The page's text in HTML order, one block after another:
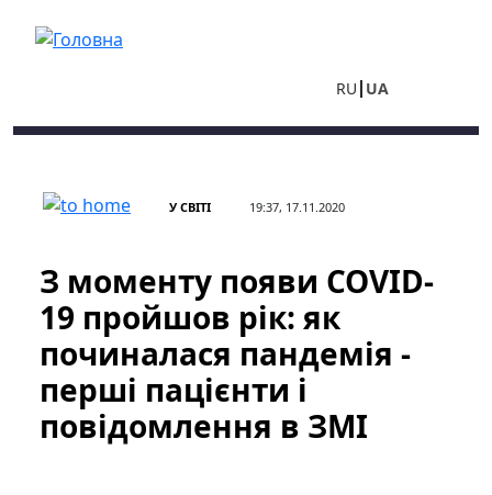
RU UA
У СВІТІ 19:37, 17.11.2020
З моменту появи COVID-
19 пройшов рік: як
починалася пандемія -
перші пацієнти і
повідомлення в ЗМІ